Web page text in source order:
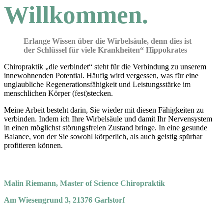
Willkommen.
Erlange Wissen über die Wirbelsäule, denn dies ist
der Schlüssel für viele Krankheiten“ Hippokrates
Chiropraktik „die verbindet“ steht für die Verbindung zu unserem
innewohnenden Potential. Häufig wird vergessen, was für eine
unglaubliche Regenerationsfähigkeit und Leistungsstärke im
menschlichen Körper (fest)stecken.
Meine Arbeit besteht darin, Sie wieder mit diesen Fähigkeiten zu
verbinden. Indem ich Ihre Wirbelsäule und damit Ihr Nervensystem
in einen möglichst störungsfreien Zustand bringe. In eine gesunde
Balance, von der Sie sowohl körperlich, als auch geistig spürbar
profitieren können.
Malin Riemann, Master of Science Chiropraktik
Am Wiesengrund 3, 21376 Garlstorf